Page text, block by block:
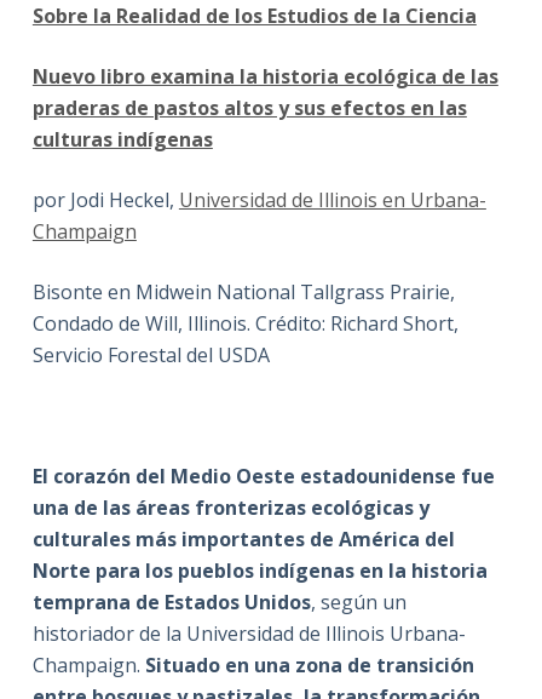
Sobre la Realidad de los Estudios de la Ciencia
Nuevo libro examina la historia ecológica de las
praderas de pastos altos y sus efectos en las
culturas indígenas
por Jodi Heckel, Universidad de Illinois en Urbana-
Champaign
Bisonte en Midwein National Tallgrass Prairie,
Condado de Will, Illinois. Crédito: Richard Short,
Servicio Forestal del USDA
El corazón del Medio Oeste estadounidense fue
una de las áreas fronterizas ecológicas y
culturales más importantes de América del
Norte para los pueblos indígenas en la historia
temprana de Estados Unidos, según un
historiador de la Universidad de Illinois Urbana-
Champaign. Situado en una zona de transición